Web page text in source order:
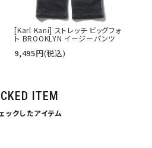
[Karl Kani] ストレッチ ビッグフォ
ト BROOKLYN イージーパンツ
9,495円(税込)
ITEM
ックしたアイテム